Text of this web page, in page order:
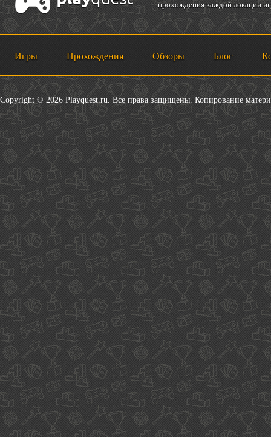
прохождения каждой локации
Игры Прохождения Обзоры Блог
Copyright © 2026 Playquest.ru. Все права защищены. Копирование